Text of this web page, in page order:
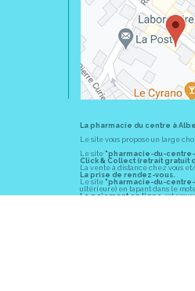
La pharmacie du centre à
Le site vous propose un large
Le site "pharmacie-du-
Click & Collect (retrait gratuit
La vente à distance chez vous
La prise de rendez-vous.
Le site "pharmacie-du-
ultérieure) en tapant dans le
Le paiement en ligneest